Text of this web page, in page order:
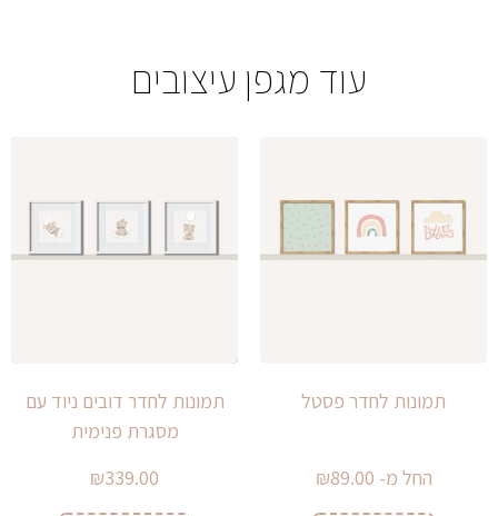
עוד מגפן עיצובים
תמונות לחדר פסטל
החל מ- ₪89.00
תמונות לחדר דובים ניוד עם
מסגרת פנימית
₪339.00